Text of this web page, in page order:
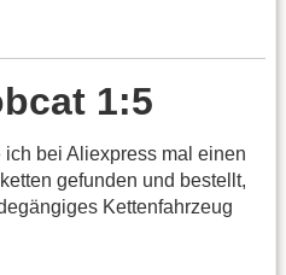
1:5
bei Aliexpress mal einen
gefunden und bestellt,
Kettenfahrzeug